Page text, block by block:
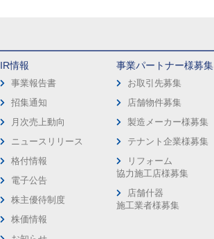
IR情報
事業報告書
招集通知
月次売上動向
ニュースリリース
格付情報
電子公告
株主優待制度
株価情報
事業パートナー様募集
お取引先募集
店舗物件募集
製造メーカー様募集
テナント企業様募集
リフォーム
協力施工店様募集
店舗什器
施工業者様募集